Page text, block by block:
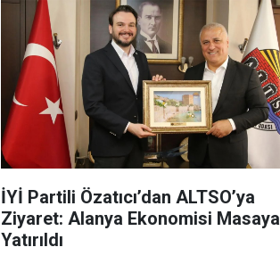
İYİ Partili Özatıcı’dan ALTSO’ya
Ziyaret: Alanya Ekonomisi Masaya
Yatırıldı